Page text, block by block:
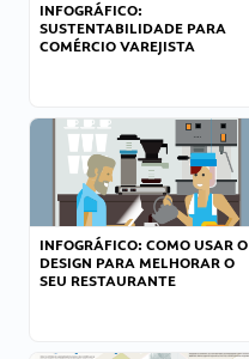
INFOGRÁFICO:
SUSTENTABILIDADE PARA
COMÉRCIO VAREJISTA
INFOGRÁFICO: COMO USAR O
DESIGN PARA MELHORAR O
SEU RESTAURANTE